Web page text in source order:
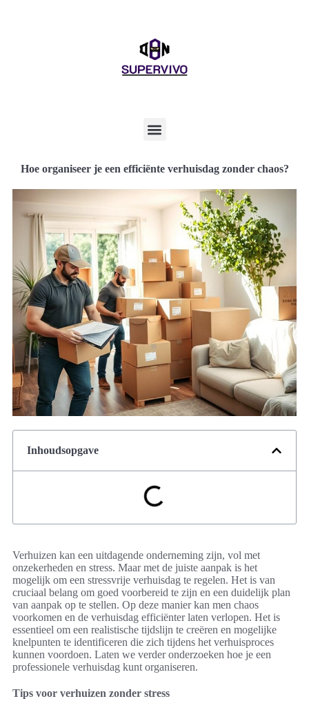
Hoe organiseer je een efficiënte verhuisdag zonder chaos?
Inhoudsopgave
Verhuizen kan een uitdagende onderneming zijn, vol met
onzekerheden en stress. Maar met de juiste aanpak is het
mogelijk om een stressvrije verhuisdag te regelen. Het is van
cruciaal belang om goed voorbereid te zijn en een duidelijk plan
van aanpak op te stellen. Op deze manier kan men chaos
voorkomen en de verhuisdag efficiënter laten verlopen. Het is
essentieel om een realistische tijdslijn te creëren en mogelijke
knelpunten te identificeren die zich tijdens het verhuisproces
kunnen voordoen. Laten we verder onderzoeken hoe je een
professionele verhuisdag kunt organiseren.
Tips voor verhuizen zonder stress